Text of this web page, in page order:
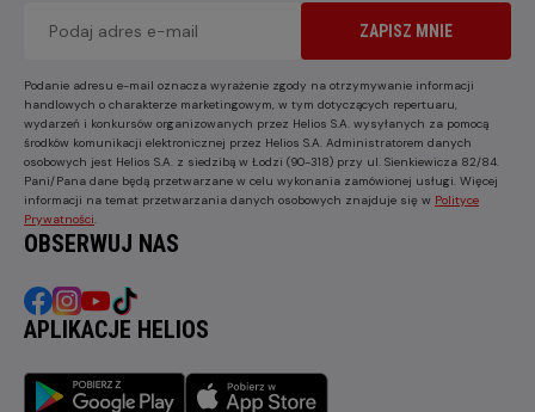
ZAPISZ MNIE
Podanie adresu e-mail oznacza wyrażenie zgody na otrzymywanie informacji
handlowych o charakterze marketingowym, w tym dotyczących repertuaru,
wydarzeń i konkursów organizowanych przez Helios S.A. wysyłanych za pomocą
środków komunikacji elektronicznej przez Helios S.A. Administratorem danych
osobowych jest Helios S.A. z siedzibą w Łodzi (90-318) przy ul. Sienkiewicza 82/84.
Pani/Pana dane będą przetwarzane w celu wykonania zamówionej usługi. Więcej
informacji na temat przetwarzania danych osobowych znajduje się w Polityce
Prywatności
OBSERWUJ NAS
APLIKACJE HELIOS